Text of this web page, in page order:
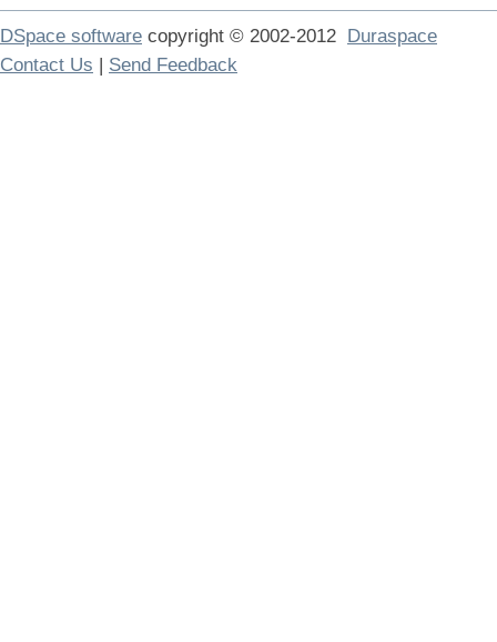
DSpace software copyright © 2002-2012 Duraspace
Contact Us | Send Feedback